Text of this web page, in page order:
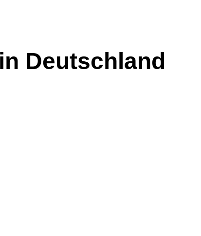
Deutschland